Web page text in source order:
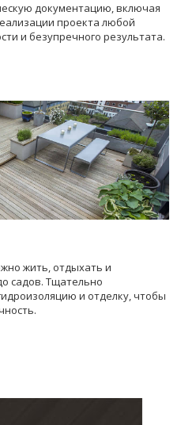
документацию, включая
проекта любой
и безупречного результата.
жить, отдыхать и
садов. Тщательно
и отделку, чтобы